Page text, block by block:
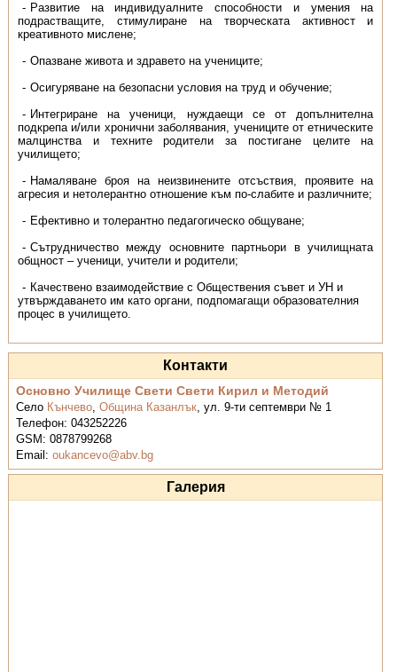
Развитие на индивидуалните способности и умения на
подрастващите, стимулиране на творческата активност и
креативното мислене;
Опазване живота и здравето на учениците;
Осигуряване на безопасни условия на труд и обучение;
Интегриране на ученици, нуждаещи се от допълнителна
подкрепа и/или хронични заболявания, учениците от етническите
малцинства и техните родители за постигане целите на
училището;
Намаляване броя на неизвинените отсъствия, проявите на
агресия и нетолерантно отношение към по-слабите и различните;
Ефективно и толерантно педагогическо общуване;
Сътрудничество между основните партньори в училищната
общност – ученици, учители и родители;
Качествено взаимодействие с Обществения съвет и УН и
утвърждаването им като органи, подпомагащи образователния
процес в училището.
Контакти
Основно Училище Свети Свети Кирил и Методий
Село Кънчево,Община Казанлък,ул. 9-ти септември № 1
Телефон:043252226
GSM:0878799268
Email:oukancevo@abv.bg
Галерия